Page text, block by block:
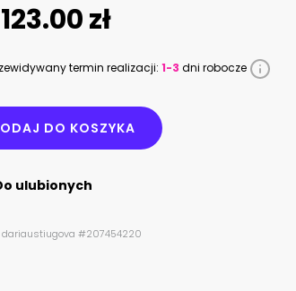
123.00 zł
termin realizacji: 1-3 dni robocze
DO KOSZYKA
ulubionych
dariaustiugova #207454220